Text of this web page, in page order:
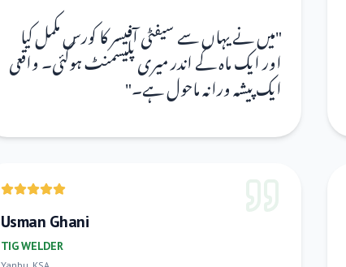
"میں نے یہاں سے سیفٹی آفیسر کا کورس مکمل کیا
اور ایک ماہ کے اندر میری پلیسمنٹ ہوگئی۔ واقعی
ایک پیشہ ورانہ ماحول ہے۔"
Usman Ghani
TIG WELDER